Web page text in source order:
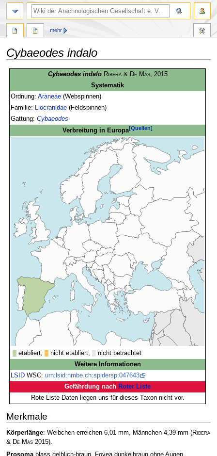
Cybaeodes indalo
springen
springen
Cybaeodes indalo Ribera & De Mas, 2015
Systematik
Ordnung:Araneae (Webspinnen)
Familie:
Liocranidae (Feldspinnen)
Gattung:Cybaeodes
Verbreitung in Europa[Quellen]
etabliert, nicht etabliert,
nicht betrachtet
Weitere Informationen
LSID WSC:urn:lsid:nmbe.ch:spidersp:047643
Gefährdung nach Roter Liste
Rote Liste-Daten liegen uns für dieses Taxon nicht vor.
Merkmale
Körperlänge: Weibchen erreichen 6,01 mm, Männchen 4,39 mm (Ribera
& De Mas2015).
Prosomablass gelblich-braun, Fovea dunkelbraun ohne Augen,
mehr